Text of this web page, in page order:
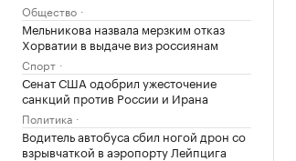
Общество
Мельникова назвала мерзким отказ
Хорватии в выдаче виз россиянам
Спорт
Сенат США одобрил ужесточение
санкций против России и Ирана
Политика
Водитель автобуса сбил ногой дрон со
взрывчаткой в аэропорту Лейпцига